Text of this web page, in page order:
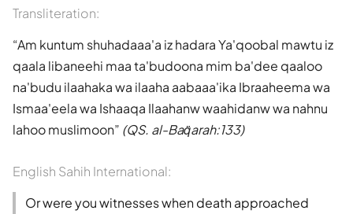
Transliteration:
Am kuntum shuhadaaa'a iz hadara Ya'qoobal mawtu iz
qaala libaneehi maa ta'budoona mim ba'dee qaaloo
na'budu ilaahaka wa ilaaha aabaaa'ika Ibraaheema wa
Ismaa'eela wa Ishaaqa Ilaahanw waahidanw wa nahnu
lahoo muslimoon (QS. al-Baq̈arah:133)
English Sahih International:
Or were you witnesses when death approached